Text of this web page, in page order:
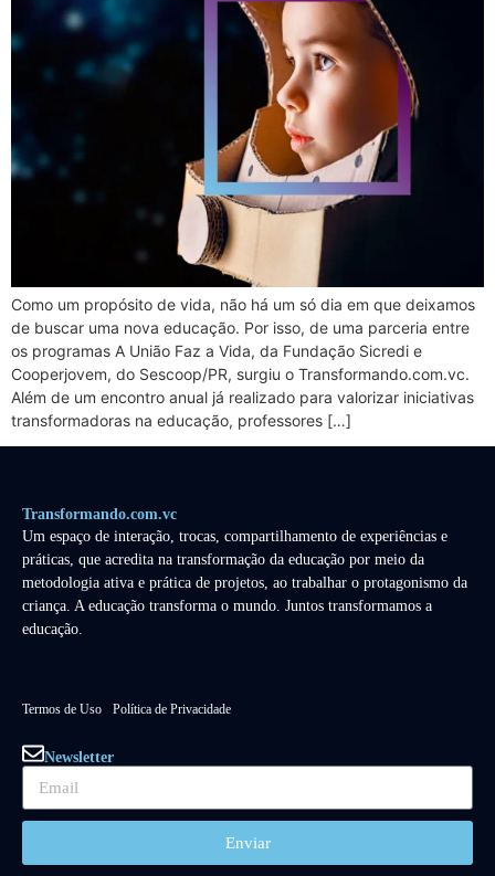
Como um propósito de vida, não há um só dia em que deixamos
de buscar uma nova educação. Por isso, de uma parceria entre
os programas A União Faz a Vida, da Fundação Sicredi e
Cooperjovem, do Sescoop/PR, surgiu o Transformando.com.vc.
Além de um encontro anual já realizado para valorizar iniciativas
transformadoras na educação, professores […]
Transformando.com.vc
Um espaço de interação, trocas, compartilhamento de experiências e
práticas, que acredita na transformação da educação por meio da
metodologia ativa e prática de projetos, ao trabalhar o protagonismo da
criança. A educação transforma o mundo. Juntos transformamos a
educação.
Termos de Uso Política de Privacidade
Newsletter
Enviar